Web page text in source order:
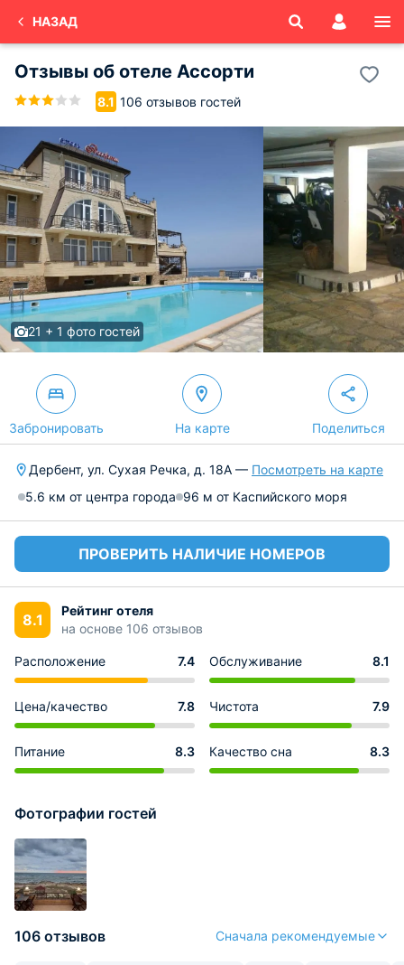
НАЗАД
Отзывы об отеле Ассорти
8.1 106 отзывов гостей
21 + 1 фото гостей
Забронировать На карте Поделиться
Дербент, ул. Сухая Речка, д. 18А — Посмотреть на карте
5.6 км от центра города 96 м от Каспийского моря
ПРОВЕРИТЬ НАЛИЧИЕ НОМЕРОВ
8.1
Рейтинг отеля
на основе 106 отзывов
Расположение 7.4 Обслуживание 8.1
Цена/качество 7.8 Чистота 7.9
Питание 8.3 Качество сна 8.3
Фотографии гостей
106 отзывов Сначала рекомендуемые